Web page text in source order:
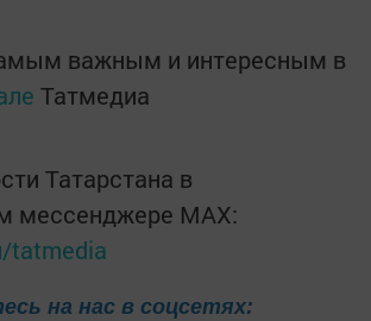
важным и интересным в
Татмедиа
Татарстана в
мессенджере MАХ:
tatmedia
на нас в соцсетях: